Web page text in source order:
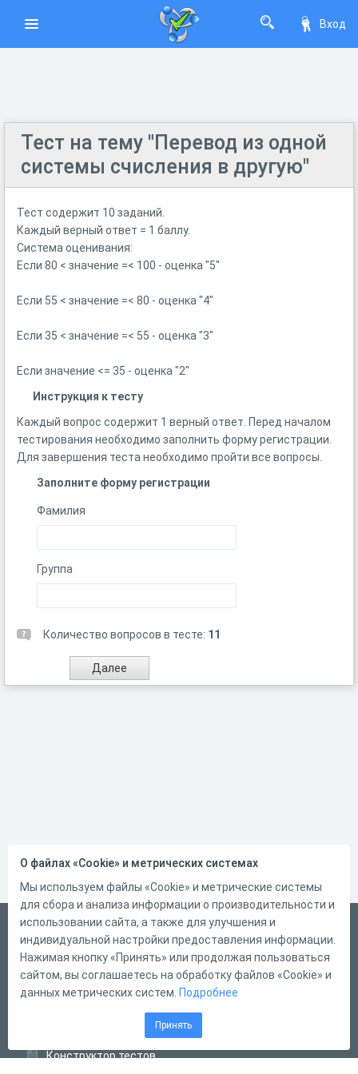
Вход
Тест на тему "Перевод из одной
системы счисления в другую"
Тест содержит 10 заданий.
Каждый верный ответ = 1 баллу.
Система оценивания:
Если 80 < значение =< 100 - оценка "5"
Если 55 < значение =< 80 - оценка "4"
Если 35 < значение =< 55 - оценка "3"
Если значение <= 35 - оценка "2"
Инструкция к тесту
Каждый вопрос содержит 1 верный ответ. Перед началом
тестирования необходимо заполнить форму регистрации.
Для завершения теста необходимо пройти все вопросы.
Заполните форму регистрации
Фамилия
Группа
Количество вопросов в тесте: 11
Русский
Справка
Форма обратной связи
Конструктор тестов
О файлах «Cookie» и метрических системах
Мы используем файлы «Cookie» и метрические системы
для сбора и анализа информации о производительности и
использовании сайта, а также для улучшения и
индивидуальной настройки предоставления информации.
Нажимая кнопку «Принять» или продолжая пользоваться
сайтом, вы соглашаетесь на обработку файлов «Cookie» и
данных метрических систем. Подробнее
Принять